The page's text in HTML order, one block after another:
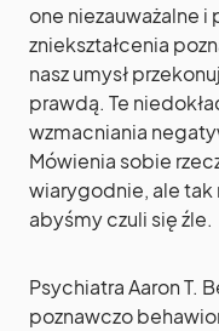
one niezauważalne
zniekształcenia
nasz umysł
prawdą. Te
wzmacniania
Mówienia sobie
wiarygodnie, ale tak
abyśmy czuli się źle.
Psychiatra Aaron T.
poznawczo